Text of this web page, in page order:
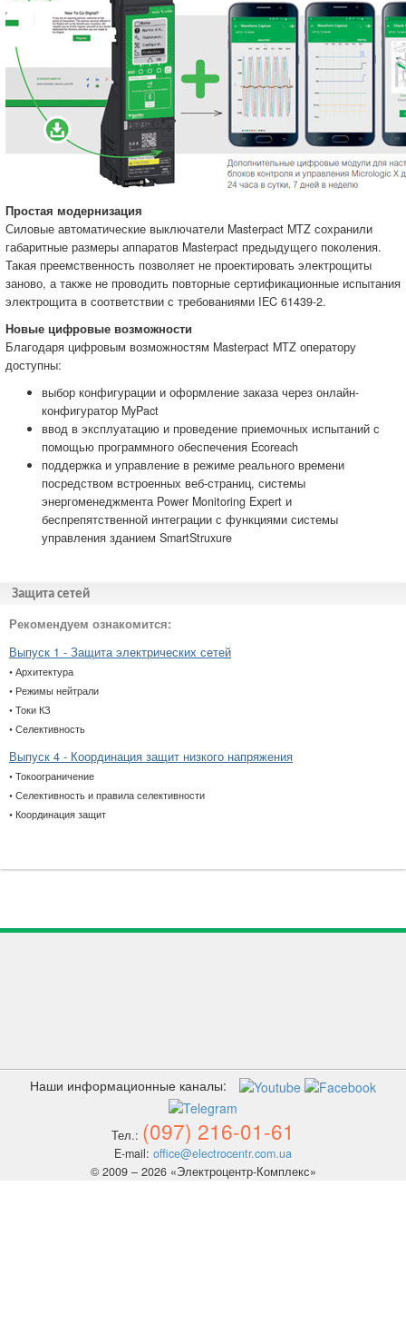
Простая модернизация
Силовые автоматические выключатели Masterpact MTZ сохранили
габаритные размеры аппаратов Masterpact предыдущего поколения.
Такая преемственность позволяет не проектировать электрощиты
заново, а также не проводить повторные сертификационные испытания
электрощита в соответствии с требованиями IEC 61439-2.
Новые цифровые возможности
Благодаря цифровым возможностям Masterpact MTZ оператору
доступны:
выбор конфигурации и оформление заказа через онлайн-
конфигуратор MyPact
ввод в эксплуатацию и проведение приемочных испытаний с
помощью программного обеспечения Ecoreach
поддержка и управление в режиме реального времени
посредством встроенных веб-страниц, системы
энергоменеджмента Power Monitoring Expert и
беспрепятственной интеграции с функциями системы
управления зданием SmartStruxure
Защита сетей
Рекомендуем ознакомится:
Выпуск 1 - Защита электрических сетей
• Архитектура
• Режимы нейтрали
• Токи КЗ
• Селективность
Выпуск 4 - Координация защит низкого напряжения
• Токоограничение
• Селективность и правила селективности
• Координация защит
Наши информационные каналы:
Тел.: (097) 216-01-61
E-mail: office@electrocentr.com.ua
© 2009 – 2026 «Электроцентр-Комплекс»